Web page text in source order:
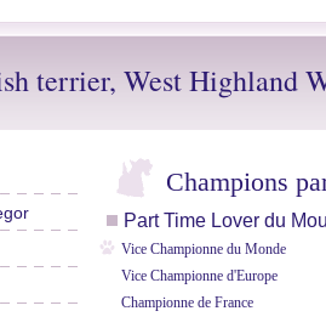
terrier, West Highland
Champions
Part Time Lover du
Vice Championne du Monde
Vice Championne d'Europe
Championne de France